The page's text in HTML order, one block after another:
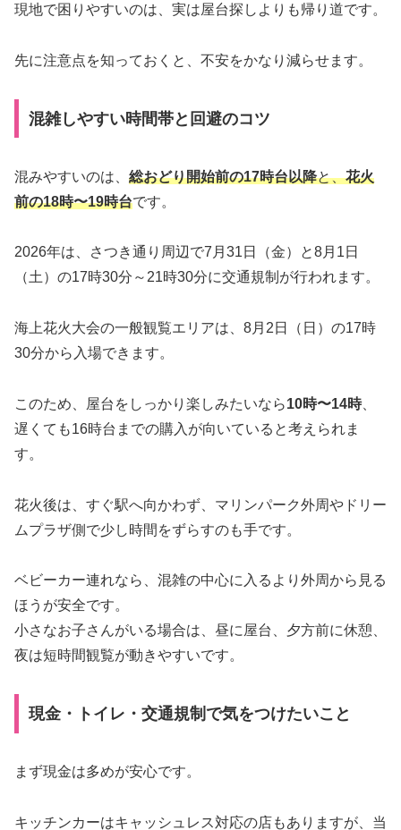
現地で困りやすいのは、実は屋台探しよりも帰り道です。
先に注意点を知っておくと、不安をかなり減らせます。
混雑しやすい時間帯と回避のコツ
混みやすいのは、 総おどり開始前の17時台以降と、花火
前の18時〜19時台です。
2026年は、さつき通り周辺で7月31日（金）と8月1日
（土）の17時30分～21時30分に交通規制が行われます。
海上花火大会の一般観覧エリアは、8月2日（日）の17時
30分から入場できます。
このため、屋台をしっかり楽しみたいなら10時〜14時、
遅くても16時台までの購入が向いていると考えられま
す。
花火後は、すぐ駅へ向かわず、マリンパーク外周やドリー
ムプラザ側で少し時間をずらすのも手です。
ベビーカー連れなら、混雑の中心に入るより外周から見る
ほうが安全です。
小さなお子さんがいる場合は、昼に屋台、夕方前に休憩、
夜は短時間観覧が動きやすいです。
現金・トイレ・交通規制で気をつけたいこと
まず現金は多めが安心です。
キッチンカーはキャッシュレス対応の店もありますが、当